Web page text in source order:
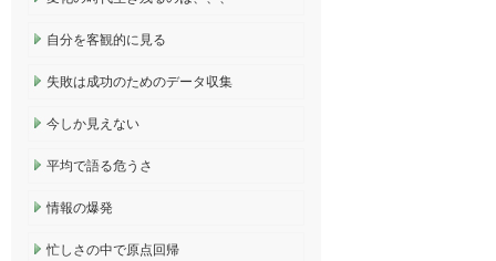
自分を客観的に見る
失敗は成功のためのデータ収集
今しか見えない
平均で語る危うさ
情報の爆発
忙しさの中で原点回帰